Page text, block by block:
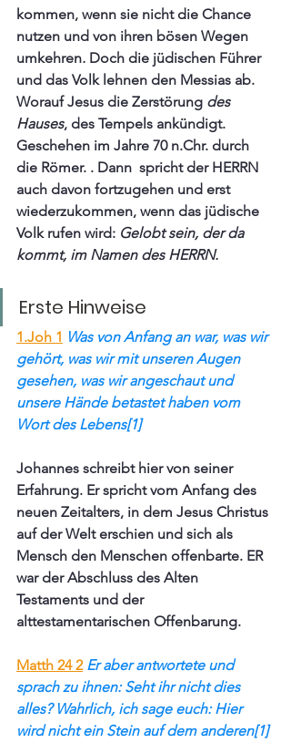
kommen, wenn sie nicht die Chance
nutzen und von ihren bösen Wegen
umkehren. Doch die jüdischen Führer
und das Volk lehnen den Messias ab.
Worauf Jesus die Zerstörung des
Hauses, des Tempels ankündigt.
Geschehen im Jahre 70 n.Chr. durch
die Römer. . Dann  spricht der HERRN
auch davon fortzugehen und erst
wiederzukommen, wenn das jüdische
Volk rufen wird: Gelobt sein, der da
kommt, im Namen des HERRN.
Erste Hinweise
1.Joh 1 Was von Anfang an war, was wir
gehört, was wir mit unseren Augen
gesehen, was wir angeschaut und
unsere Hände betastet haben vom
Wort des Lebens[1]
Johannes schreibt hier von seiner
Erfahrung. Er spricht vom Anfang des
neuen Zeitalters, in dem Jesus Christus
auf der Welt erschien und sich als
Mensch den Menschen offenbarte. ER
war der Abschluss des Alten
Testaments und der
alttestamentarischen Offenbarung.
Matth 24 2 Er aber antwortete und
sprach zu ihnen: Seht ihr nicht dies
alles? Wahrlich, ich sage euch: Hier
wird nicht ein Stein auf dem anderen[1]